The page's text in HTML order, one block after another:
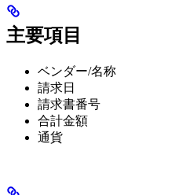
主要項目
ベンダー/名称
請求日
請求書番号
合計金額
通貨